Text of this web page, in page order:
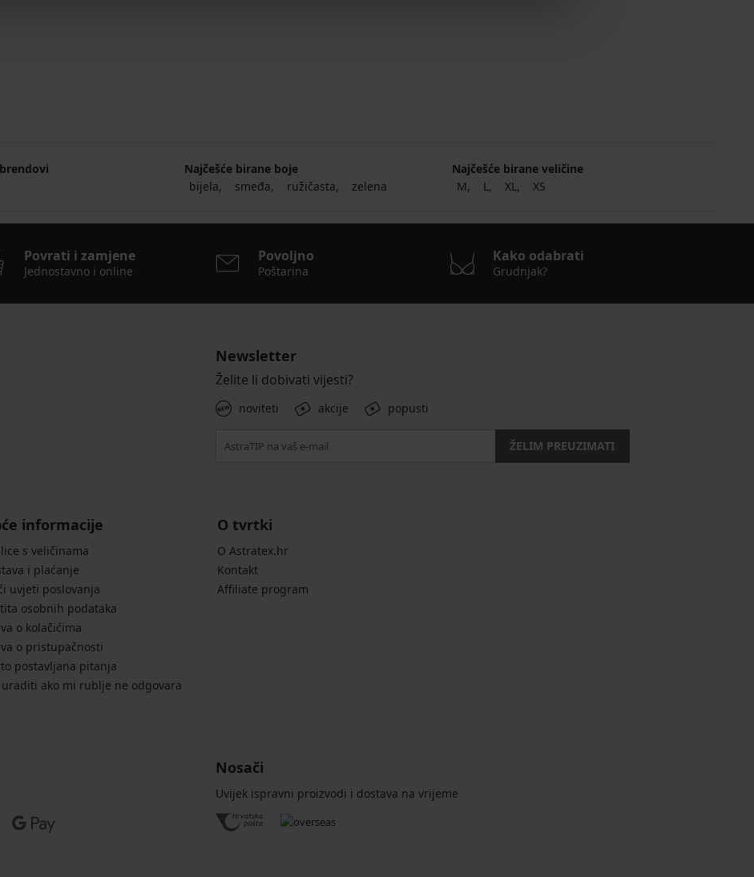
Najčešće birane boje
bijela
smeđa ružičasta zelena
Najčešće birane veličine
M
L XL XS
Povrati i zamjene
Jednostavno i online
Povoljno
Poštarina
Kako odabrati
Grudnjak?
Newsletter
Želite li dobivati vijesti?
noviteti akcije popusti
ŽELIM PREUZIMATI
informacije
s veličinama
i plaćanje
uvjeti poslovanja
osobnih podataka
o kolačićima
o pristupačnosti
postavljana pitanja
uraditi ako mi rublje ne odgovara
O tvrtki
O Astratex.hr
Kontakt
Affiliate program
Nosači
Uvijek ispravni proizvodi i dostava na vrijeme